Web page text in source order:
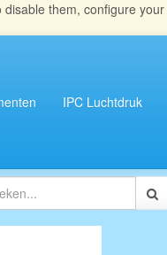
disable them, configure
IPC Luchtdruk